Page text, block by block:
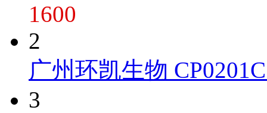
1600
2
广州环凯生物
3